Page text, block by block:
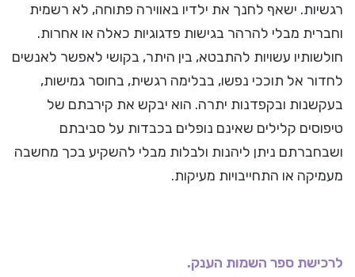
רגשיות. ישאף לחנך את ילדיו באווירה פתוחה, לא רשמית
וחברית מבלי להרהר בגישות פדגוגיות כאלה או אחרות.
חולשותיו עשויות להתבטא, בין היתר, בקושי לאפשר לאנשים
לחדור אל תוככי נפשו, בבלימה רגשית, בחוסר גמישות,
בעקשנות ובקפדנות יתרה. הוא יבקש את קירבתם של
טיפוסים קלילים שאינם נופלים בכבדות על סביבתם
ושבחברתם ניתן ליהנות ולבלות מבלי להשקיע בכך מחשבה
מעמיקה או התחייבויות מעיקות.
לרכישת ספר השמות הענק.